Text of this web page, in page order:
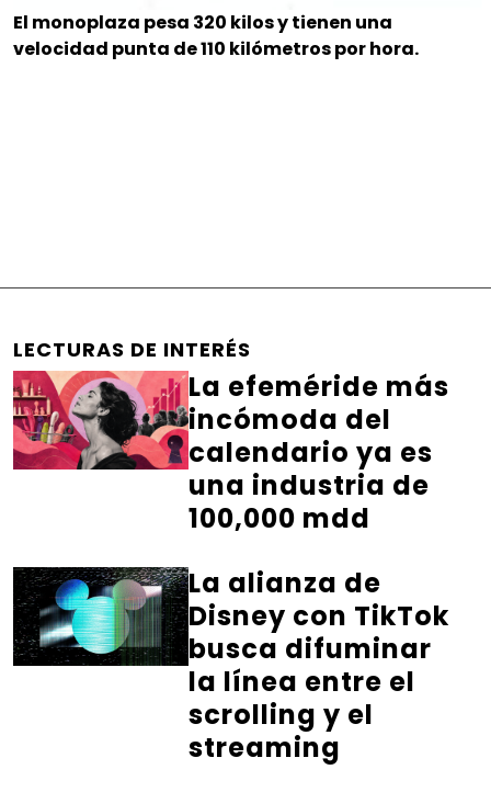
El monoplaza pesa 320 kilos y tienen una
velocidad punta de 110 kilómetros por hora.
LECTURAS DE INTERÉS
La efeméride más
incómoda del
calendario ya es
una industria de
100,000 mdd
La alianza de
Disney con TikTok
busca difuminar
la línea entre el
scrolling y el
streaming